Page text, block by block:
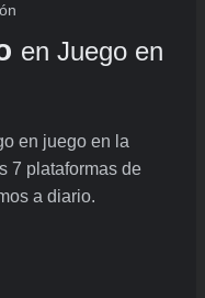
en Juego en
en juego en la
7 plataformas de
a diario.